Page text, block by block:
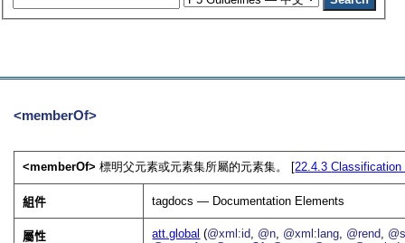
<memberOf>
<memberOf>標明父元素或元素集所屬的元素集。 [22.4.3Classification
組件 tagdocs — Documentation Elements
屬性 att.global (@xml:id @n @xml:lang @rend